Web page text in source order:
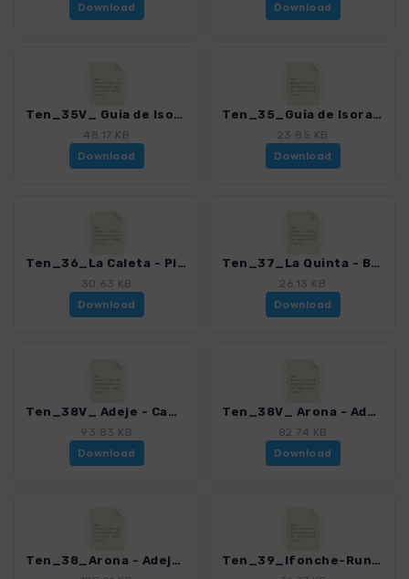
Download
Download
Ten_35V_ Guia de Isora - Chirche.gpx
48.17 KB
Download
Ten_35_Guia de Isora - Chirche.gpx
23.85 KB
Download
Ten_36_La Caleta - Playa Paraiso.gpx
30.63 KB
Download
Ten_37_La Quinta - Boca del Paso.gpx
26.13 KB
Download
Ten_38V_ Adeje - Camino Carrasco - Boca del Paso.gpx
93.83 KB
Download
Ten_38V_ Arona - Adeje via Camino Carrasco.gpx
82.74 KB
Download
Ten_38_Arona - Adeje.gpx Ten_39_Ifonche-Runde.gpx